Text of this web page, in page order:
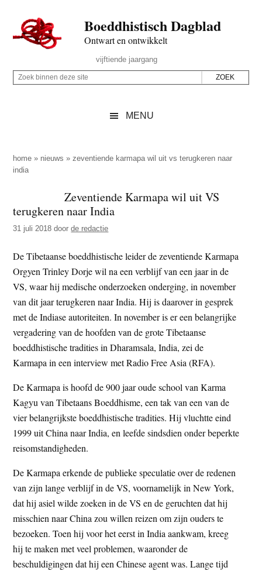
naar
de
inhoud
secondary
naar
de
sidebar
naar
de
Boeddhistisch Dagblad
Ontwart en ontwikkelt
Rechts
vijftiende jaargang
Z
p
d
z
e
i
t
e
Z
i
n
n
d
z
e
s
i
t
e
MENU
home » nieuws »zeventiende karmapa wil uit vs terugkeren naar
india
Zeventiende Karmapa wil uit VS
terugkeren naar India
31 juli 2018 doorde redactie
De Tibetaanse boeddhistische leider de zeventiende Karmapa
Orgyen Trinley Dorje wil na een verblijf van een jaar in de
VS, waar hij medische onderzoeken onderging, in november
van dit jaar terugkeren naar India. Hij is daarover in gesprek
met de Indiase autoriteiten. In november is er een belangrijke
vergadering van de hoofden van de grote Tibetaanse
boeddhistische tradities in Dharamsala, India, zei de
Karmapa in een interview met Radio Free Asia (RFA).
De Karmapa is hoofd de 900 jaar oude school van Karma
Kagyu van Tibetaans Boeddhisme, een tak van een van de
vier belangrijkste boeddhistische tradities. Hij vluchtte eind
1999 uit China naar India, en leefde sindsdien onder beperkte
reisomstandigheden.
De Karmapa erkende de publieke speculatie over de redenen
van zijn lange verblijf in de VS, voornamelijk in New York,
dat hij asiel wilde zoeken in de VS en de geruchten dat hij
misschien naar China zou willen reizen om zijn ouders te
bezoeken. Toen hij voor het eerst in India aankwam, kreeg
hij te maken met veel problemen, waaronder de
beschuldigingen dat hij een Chinese agent was. Lange tijd